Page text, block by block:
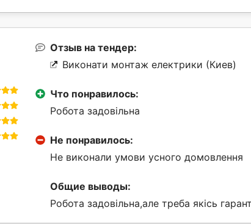
Отзыв на тендер:
Виконати монтаж електрики (Киев)
Что понравилось:
Робота задовільна
Не понравилось:
Не виконали умови усного домовлення
Общие выводы:
Робота задовільна,але треба якісь